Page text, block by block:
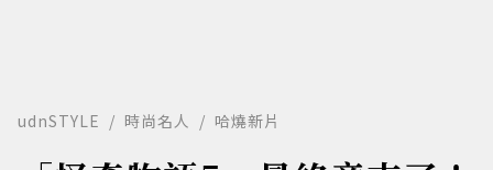
udnSTYLE 時尚名人 哈燒新片